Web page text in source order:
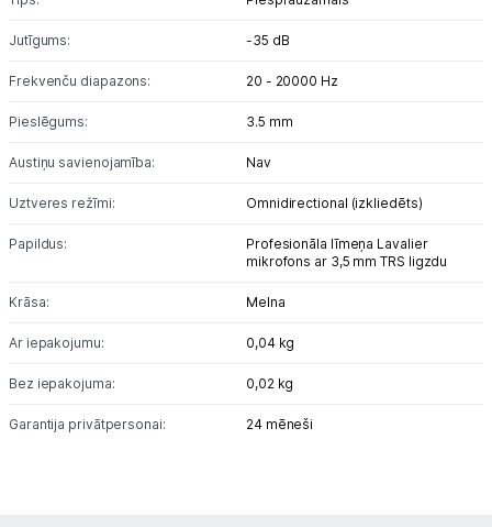
Viedierīces
Sadzīves tehnika
Skaistumkopšana
Jutīgums: -35 dB
Frekvenču diapazons: 20 - 20000 Hz
Pieslēgums: 3.5 mm
Austiņu savienojamība: Nav
Uztveres režīmi: Omnidirectional (izkliedēts)
Papildus:
Profesionāla līmeņa Lavalier
mikrofons ar 3,5 mm TRS ligzdu
Krāsa: Melna
Ar iepakojumu: 0,04 kg
Bez iepakojuma: 0,02 kg
Garantija privātpersonai: 24 mēneši